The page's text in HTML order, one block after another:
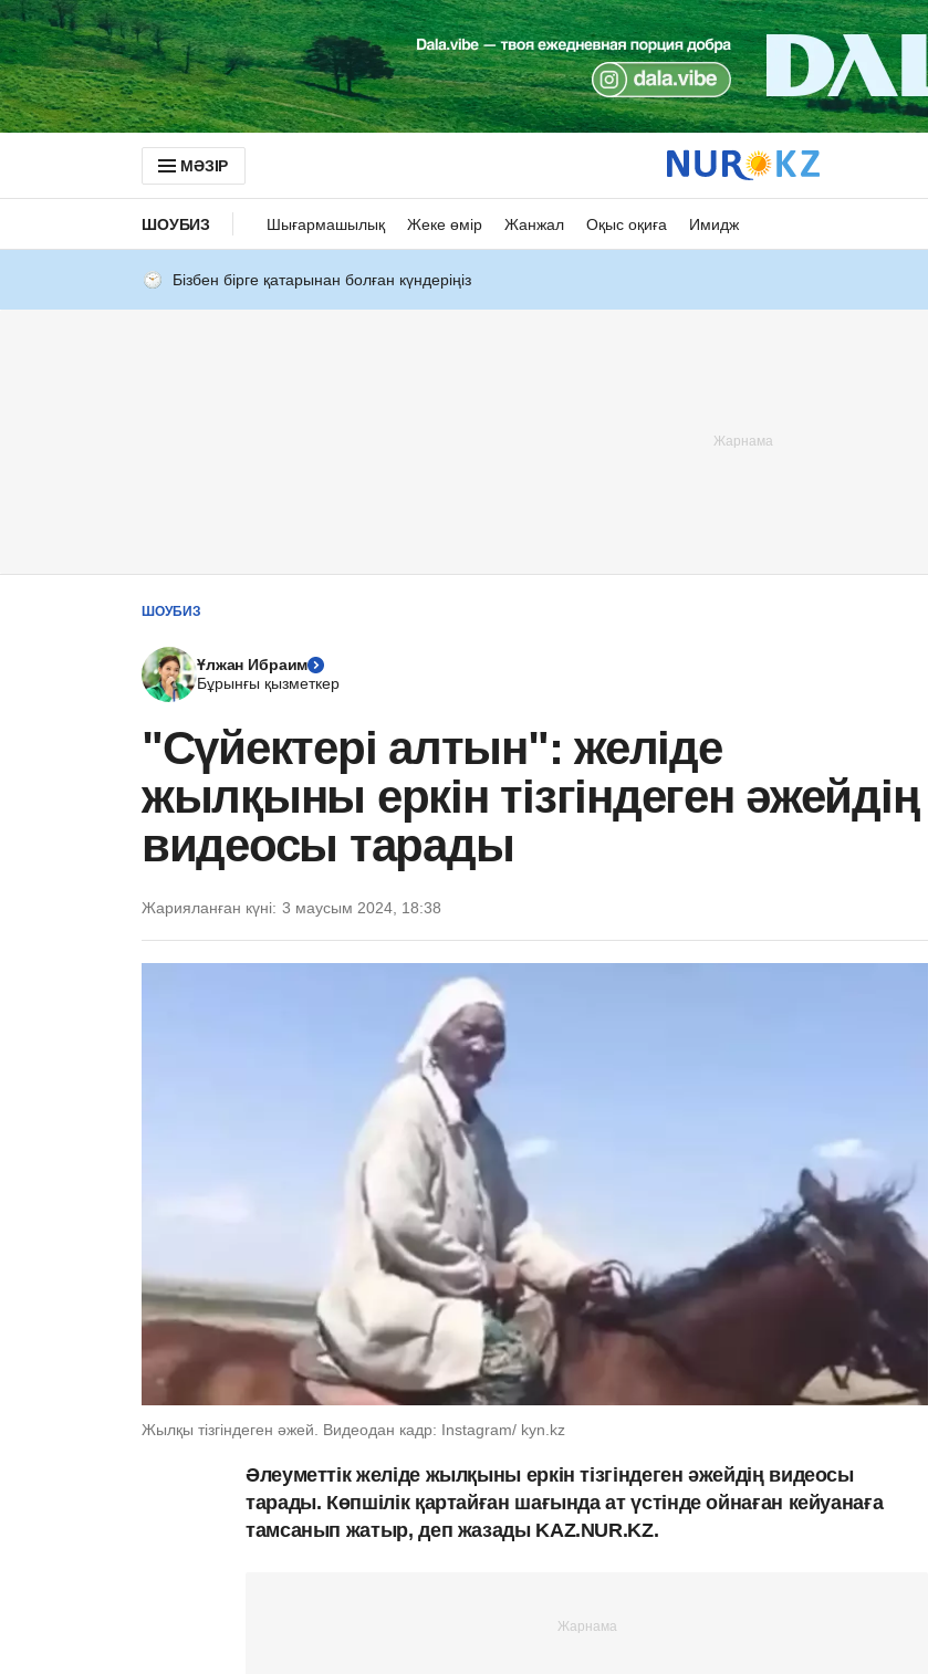
МӘЗІР
ШОУБИЗ Шығармашылық Жеке өмір Жанжал Оқыс оқиға Имидж
Бізбен бірге қатарынан болған күндеріңіз
ШОУБИЗ
Ұлжан Ибраим
Бұрынғы қызметкер
"Сүйектері алтын": желіде
жылқыны еркін тізгіндеген әжейдің
видеосы тарады
Жарияланған күні: 3 маусым 2024, 18:38
Жылқы тізгіндеген әжей. Видеодан кадр: Instagram/ kyn.kz
Әлеуметтік желіде жылқыны еркін тізгіндеген әжейдің видеосы
тарады. Көпшілік қартайған шағында ат үстінде ойнаған кейуанаға
тамсанып жатыр, деп жазады KAZ.NUR.KZ.